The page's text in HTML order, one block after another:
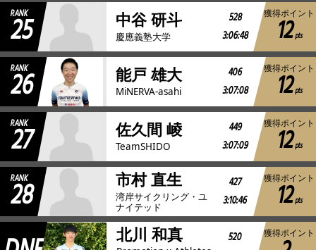
RANK
25 中谷 研斗
慶應義塾大学
528
3:06:48
獲得ポイント
12pts
RANK
26 能戸 雄大
MiNERVA-asahi
406
3:07:08
獲得ポイント
12pts
RANK
27 佐久間 崚
TeamSHIDO
449
3:07:09
獲得ポイント
12pts
RANK
28 市村 直生
湾岸サイクリング・ユ
ナイテッド
427
3:10:46
獲得ポイント
12pts
北川 和真
520
獲得ポイント